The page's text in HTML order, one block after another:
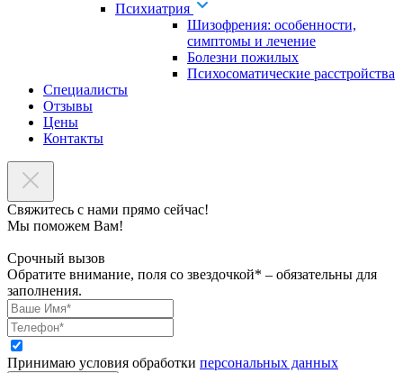
Психиатрия
Шизофрения: особенности,
симптомы и лечение
Болезни пожилых
Психосоматические расстройства
Специалисты
Отзывы
Цены
Контакты
Свяжитесь с нами прямо сейчас!
Мы поможем Вам!
Срочный вызов
Обратите внимание, поля со звездочкой* – обязательны для
заполнения.
Принимаю условия обработки персональных данных